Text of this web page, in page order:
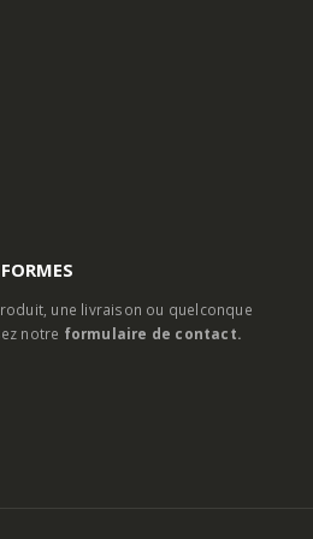
Maries-de-la-Mer
une livraison ou quelconque